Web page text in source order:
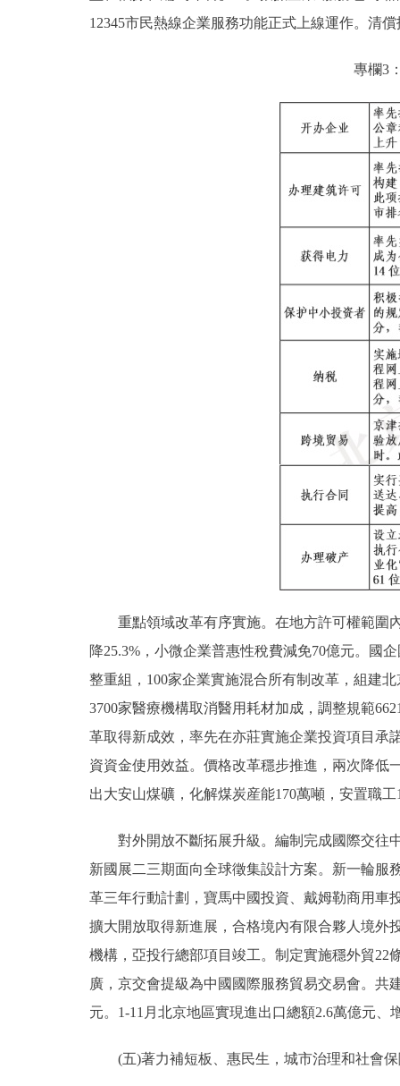
12345市民熱線企業服務功能正式上線運作。清
專欄3
重點領域改革有序實施。在地方許可權範圍內
降25.3%，小微企業普惠性稅費減免70億元。國
整重組，100家企業實施混合所有制改革，組建
3700家醫療機構取消醫用耗材加成，調整規範
革取得新成效，率先在亦莊實施企業投資項目承
資資金使用效益。價格改革穩步推進，兩次降低
出大安山煤礦，化解煤炭産能170萬噸，安置職工
對外開放不斷拓展升級。編制完成國際交往中
新國展二三期面向全球徵集設計方案。新一輪服
革三年行動計劃，寶馬中國投資、戴姆勒商用車
擴大開放取得新進展，合格境內有限合夥人境外
機構，亞投行總部項目竣工。制定實施穩外貿22
廣，京交會提級為中國國際服務貿易交易會。共
元。1-11月北京地區實現進出口總額2.6萬億元、
(五)著力補短板、惠民生，城市治理和社會保